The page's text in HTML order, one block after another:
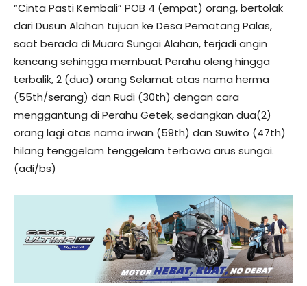
“Cinta Pasti Kembali” POB 4 (empat) orang, bertolak
dari Dusun Alahan tujuan ke Desa Pematang Palas,
saat berada di Muara Sungai Alahan, terjadi angin
kencang sehingga membuat Perahu oleng hingga
terbalik, 2 (dua) orang Selamat atas nama herma
(55th/serang) dan Rudi (30th) dengan cara
menggantung di Perahu Getek, sedangkan dua(2)
orang lagi atas nama irwan (59th) dan Suwito (47th)
hilang tenggelam tenggelam terbawa arus sungai.
(adi/bs)